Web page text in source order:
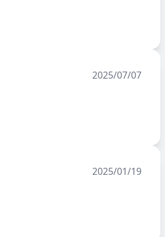
2025/07/07
2025/01/19